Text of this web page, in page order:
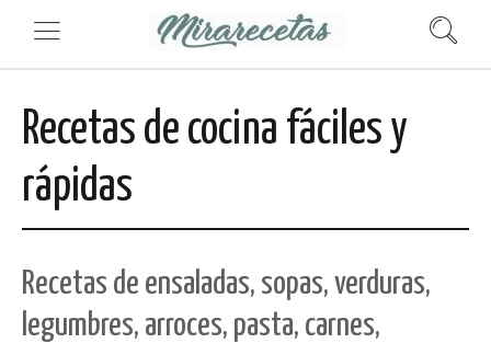
Recetas de cocina fáciles y
rápidas
Recetas de ensaladas, sopas, verduras,
legumbres, arroces, pasta, carnes,